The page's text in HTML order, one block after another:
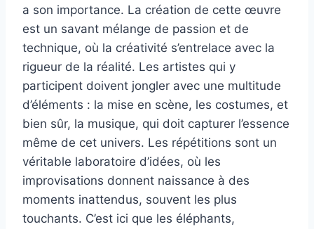
a son importance. La création de cette œuvre
est un savant mélange de passion et de
technique, où la créativité s’entrelace avec la
rigueur de la réalité. Les artistes qui y
participent doivent jongler avec une multitude
d’éléments : la mise en scène, les costumes, et
bien sûr, la musique, qui doit capturer l’essence
même de cet univers. Les répétitions sont un
véritable laboratoire d’idées, où les
improvisations donnent naissance à des
moments inattendus, souvent les plus
touchants. C’est ici que les éléphants,